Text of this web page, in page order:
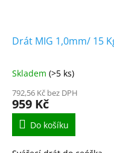
Drát MIG 1,0mm/ 15
Skladem (>5 ks)
792,56 Kč bez DPH
959 Kč
Do košíku